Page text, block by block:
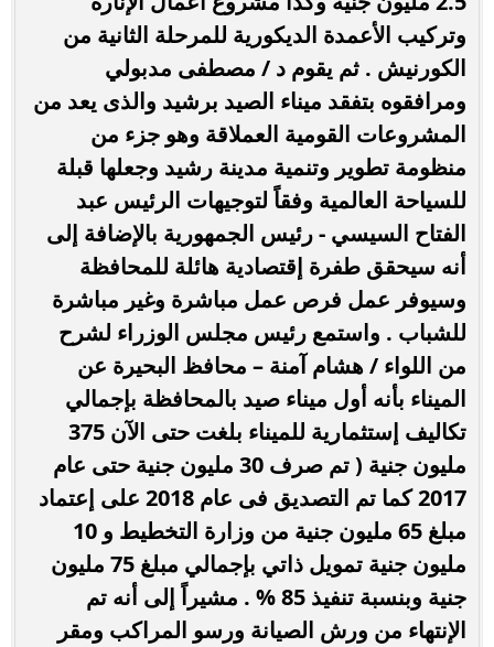
وتركيب الأعمدة الديكورية للمرحلة الثانية من
الكورنيش . ثم يقوم د / مصطفى مدبولي
ومرافقوه بتفقد ميناء الصيد برشيد والذى يعد من
المشروعات القومية العملاقة وهو جزء من
منظومة تطوير وتنمية مدينة رشيد وجعلها قبلة
للسياحة العالمية وفقاً لتوجيهات الرئيس عبد
الفتاح السيسي - رئيس الجمهورية بالإضافة إلى
أنه سيحقق طفرة إقتصادية هائلة للمحافظة
وسيوفر عمل فرص عمل مباشرة وغير مباشرة
للشباب . واستمع رئيس مجلس الوزراء لشرح
من اللواء / هشام آمنة – محافظ البحيرة عن
الميناء بأنه أول ميناء صيد بالمحافظة بإجمالي
تكاليف إستثمارية للميناء بلغت حتى الآن 375
مليون جنية ( تم صرف 30 مليون جنية حتى عام
2017 كما تم التصديق فى عام 2018 على إعتماد
مبلغ 65 مليون جنية من وزارة التخطيط و 10
مليون جنية تمويل ذاتي بإجمالي مبلغ 75 مليون
جنية وبنسبة تنفيذ 85 % . مشيراً إلى أنه تم
الإنتهاء من ورش الصيانة ورسو المراكب ومقر